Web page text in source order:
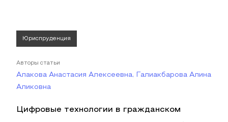
Юриспруденция
Авторы статьи
Алакова Анастасия Алексеевна, Галиакбарова Алина
Аликовна
Цифровые технологии в гражданском